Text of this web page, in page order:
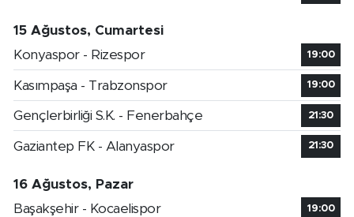
15 Ağustos, Cumartesi
Konyaspor - Rizespor
19:00
Kasımpaşa - Trabzonspor 19:00
Gençlerbirliği S.K. - Fenerbahçe 21:30
Gaziantep FK - Alanyaspor 21:30
16 Ağustos, Pazar
Başakşehir - Kocaelispor
19:00